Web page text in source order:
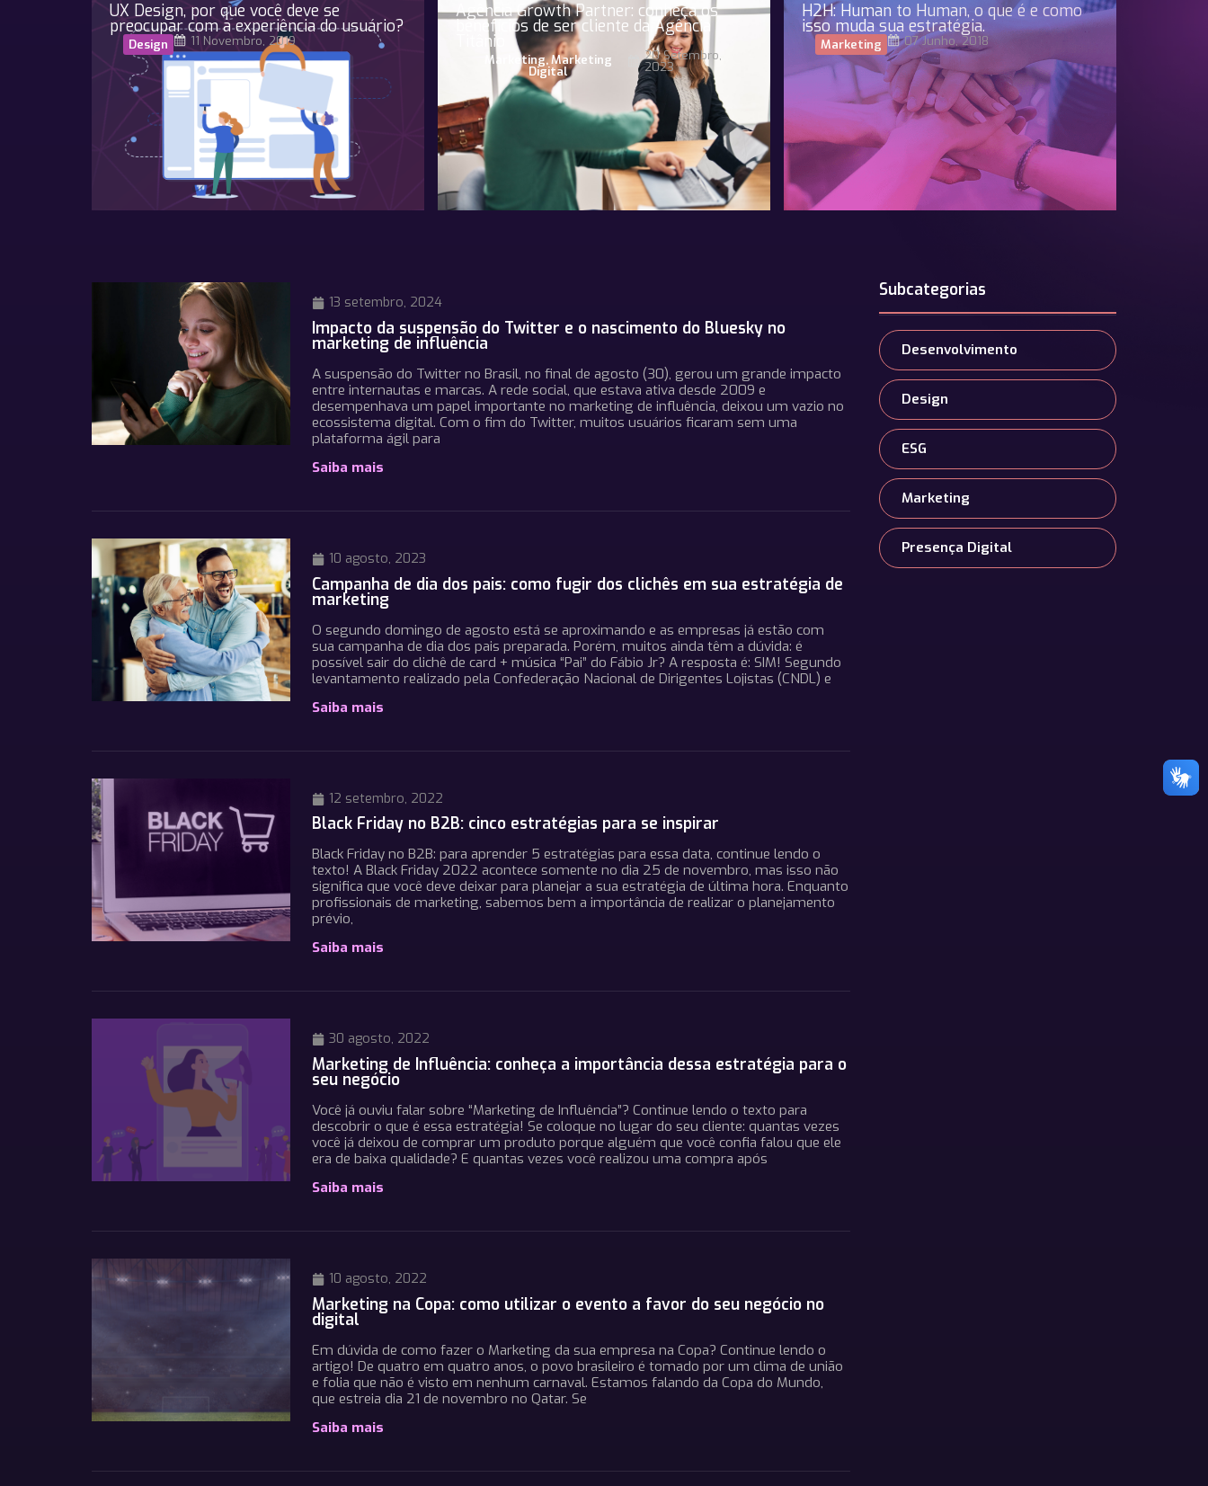
UX Design, por que você deve se
preocupar com a experiência do usuário?
Design 11 Novembro, 2019
Agência Growth Partner: conheça os
benefícios de ser cliente da Agência
Titânio
Marketing,Marketing
Digital
20 Setembro,
2023
H2H: Human to Human, o que é e como
isso muda sua estratégia.
Marketing 07 Junho, 2018
13 setembro, 2024
Impacto da suspensão do Twitter e o nascimento do Bluesky no
marketing de influência
A suspensão do Twitter no Brasil, no final de agosto (30), gerou um grande impacto
entre internautas e marcas. A rede social, que estava ativa desde 2009 e
desempenhava um papel importante no marketing de influência, deixou um vazio no
ecossistema digital. Com o fim do Twitter, muitos usuários ficaram sem uma
plataforma ágil para
Saiba mais
10 agosto, 2023
Campanha de dia dos pais: como fugir dos clichês em sua estratégia de
marketing
O segundo domingo de agosto está se aproximando e as empresas já estão com
sua campanha de dia dos pais preparada. Porém, muitos ainda têm a dúvida: é
possível sair do clichê de card + música “Pai” do Fábio Jr? A resposta é: SIM! Segundo
levantamento realizado pela Confederação Nacional de Dirigentes Lojistas (CNDL) e
Saiba mais
12 setembro, 2022
Black Friday no B2B: cinco estratégias para se inspirar
Black Friday no B2B: para aprender 5 estratégias para essa data, continue lendo o
texto! A Black Friday 2022 acontece somente no dia 25 de novembro, mas isso não
significa que você deve deixar para planejar a sua estratégia de última hora. Enquanto
profissionais de marketing, sabemos bem a importância de realizar o planejamento
prévio,
Saiba mais
30 agosto, 2022
Marketing de Influência: conheça a importância dessa estratégia para o
seu negócio
Você já ouviu falar sobre “Marketing de Influência”? Continue lendo o texto para
descobrir o que é essa estratégia! Se coloque no lugar do seu cliente: quantas vezes
você já deixou de comprar um produto porque alguém que você confia falou que ele
era de baixa qualidade? E quantas vezes você realizou uma compra após
Saiba mais
10 agosto, 2022
Marketing na Copa: como utilizar o evento a favor do seu negócio no
digital
Em dúvida de como fazer o Marketing da sua empresa na Copa? Continue lendo o
artigo! De quatro em quatro anos, o povo brasileiro é tomado por um clima de união
e folia que não é visto em nenhum carnaval. Estamos falando da Copa do Mundo,
que estreia dia 21 de novembro no Qatar. Se
Saiba mais
Subcategorias
Desenvolvimento
Design
ESG
Marketing
Presença Digital